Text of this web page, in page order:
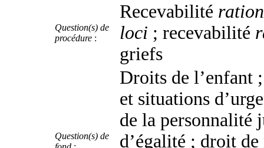
Question(s) de
procédure :
Recevabilité
loci ; recevabilité
griefs
Question(s) de
Droits de l’enfant
et situations
de la personnalité
d’égalité ; droit